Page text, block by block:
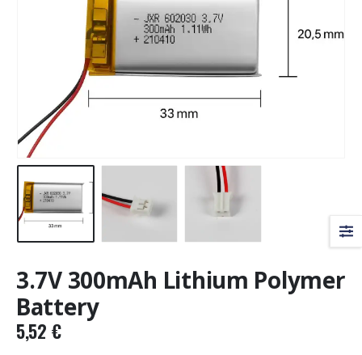
3.7V 300mAh Lithium Polymer
Battery
5,52 €